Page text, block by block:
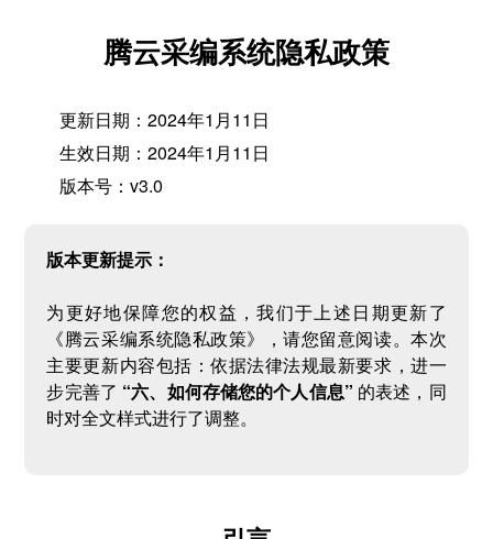
腾云采编系统隐私政策
更新日期：2024年1月11日
生效日期：2024年1月11日
版本号：v3.0
版本更新提示：
为更好地保障您的权益，我们于上述日期更新了
《腾云采编系统隐私政策》，请您留意阅读。本次
主要更新内容包括：依据法律法规最新要求，进一
步完善了 “六、如何存储您的个人信息” 的表述，同
时对全文样式进行了调整。